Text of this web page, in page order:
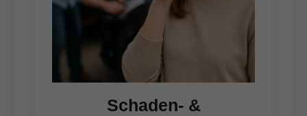
Schaden- &